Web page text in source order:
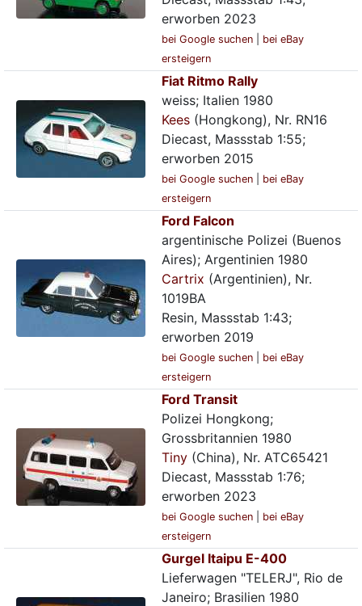
erworben 2023
bei Google suchen
bei eBay
ersteigern
Fiat Ritmo Rally
weiss; Italien 1980
Kees (Hongkong), Nr. RN16
Diecast, Massstab 1:55;
erworben 2015
bei Google suchen
bei eBay
ersteigern
Ford Falcon
argentinische Polizei (Buenos
Aires); Argentinien 1980
Cartrix (Argentinien), Nr.
1019BA
Resin, Massstab 1:43;
erworben 2019
bei Google suchen
bei eBay
ersteigern
Ford Transit
Polizei Hongkong;
Grossbritannien 1980
Tiny (China), Nr. ATC65421
Diecast, Massstab 1:76;
erworben 2023
bei Google suchen
bei eBay
ersteigern
Gurgel Itaipu E-400
Lieferwagen "TELERJ", Rio de
Janeiro; Brasilien 1980